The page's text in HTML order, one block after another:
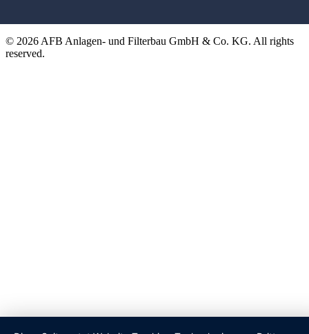
© 2026 AFB Anlagen- und Filterbau GmbH & Co. KG. All rights
reserved.